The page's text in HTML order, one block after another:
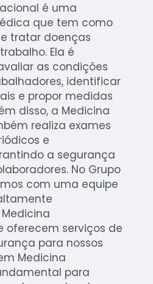
é uma
que tem como
tratar doenças
Ela é
as condições
identificar
e propor medidas
disso, a Medicina
realiza exames
e
a segurança
No Grupo
com uma equipe
oferecem serviços de
para nossos
Medicina
para